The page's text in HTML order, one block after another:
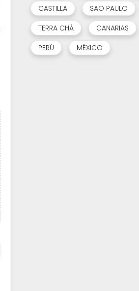
CASTILLA
SAO PAULO
TERRA CHÁ
CANARIAS
PERÚ
MÉXICO